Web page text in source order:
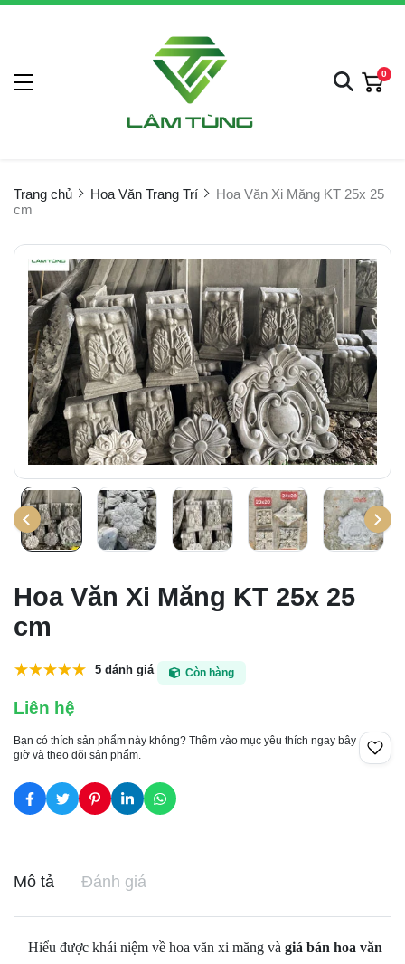
0
Trang chủ Hoa Văn Trang Trí
Hoa Văn Xi Măng KT 25x 25
cm
Hoa Văn Xi Măng KT 25x 25
cm
5 đánh giá Còn hàng
Liên hệ
Bạn có thích sản phẩm này không? Thêm vào mục yêu thích ngay bây
giờ và theo dõi sản phẩm.
Mô tả Đánh giá
Hiểu được khái niệm về hoa văn xi măng và giá bán hoa văn